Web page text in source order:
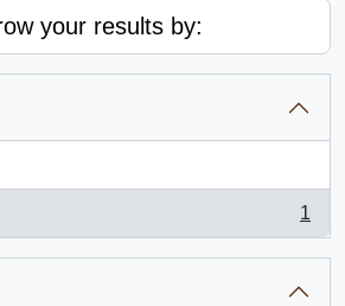
your results by:
1